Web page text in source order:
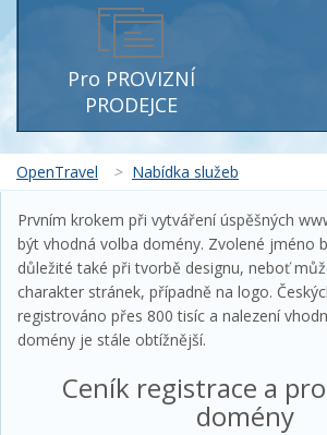
Pro PROVIZNÍ
PRODEJCE
OpenTravel > Nabídka služeb
Prvním krokem při vytváření úspěšných
být vhodná volba domény. Zvolené jméno
důležité také při tvorbě designu, neboť
charakter stránek, případně na logo.
registrováno přes 800 tisíc a nalezení
domény je stále obtížnější.
Ceník registrace a
domény